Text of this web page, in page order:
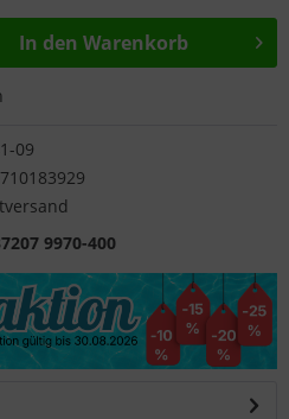
In den Warenkorb
09
9970-400